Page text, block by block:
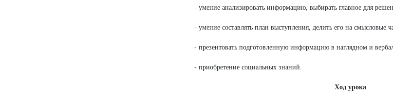
- умение анализировать информацию, выбирать главное для
- умение составлять план выступления, делить его на смысловые
- презентовать подготовленную информацию в наглядном и
- приобретение социальных знаний.
Ход урока